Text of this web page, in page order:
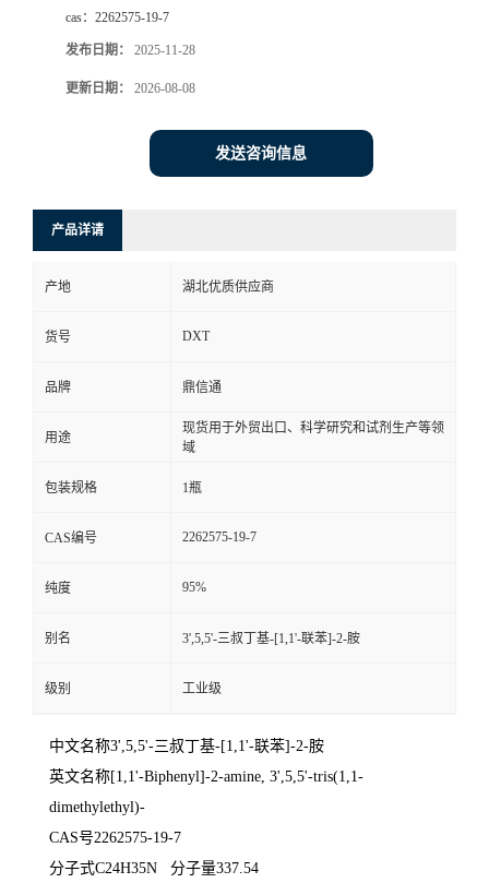
cas： 2262575-19-7
发布日期： 2025-11-28
更新日期： 2026-08-08
发送咨询信息
产品详请
产地 湖北优质供应商
货号 DXT
品牌 鼎信通
用途
现货用于外贸出口、科学研究和试剂生产等领
域
包装规格 1瓶
CAS编号 2262575-19-7
纯度 95%
别名 3',5,5'-三叔丁基-[1,1'-联苯]-2-胺
级别 工业级
中文名称3',5,5'-三叔丁基-[1,1'-联苯]-2-胺
英文名称[1,1'-Biphenyl]-2-amine, 3',5,5'-tris(1,1-
dimethylethyl)-
CAS号2262575-19-7
分子式C24H35N 分子量337.54